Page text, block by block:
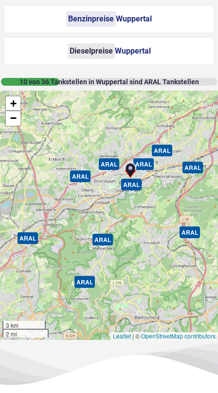
Benzinpreise Wuppertal
Dieselpreise Wuppertal
10von 36Tankstellen in Wuppertal sind ARAL Tankstellen
ARAL
ARAL
ARAL
ARAL
ARAL
ARAL
ARAL
ARAL
ARAL
ARAL
+
−
3 km
2 mi
Leaflet | ©OpenStreetMap contributors